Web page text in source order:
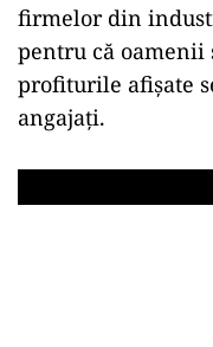
firmelor din
pentru că
profiturile afişate
angajaţi.